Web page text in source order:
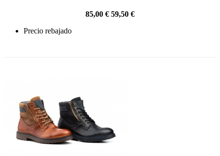
85,00 € 59,50 €
Precio rebajado